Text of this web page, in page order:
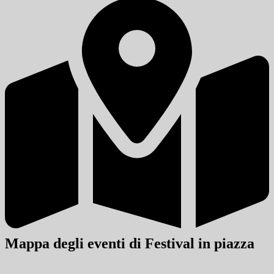
Mappa degli eventi di Festival in piazza